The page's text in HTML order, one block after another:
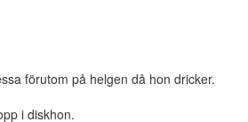
förutom på helgen då hon dricker.
i diskhon.